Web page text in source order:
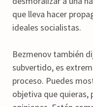
que lleva hacer
ideales socialistas.
Bezmenov también
subvertido, es
proceso. Puedes
objetiva que quieras,